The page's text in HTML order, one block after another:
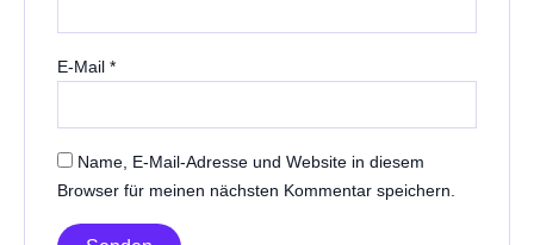
E-Mail *
Name, E-Mail-Adresse und Website in diesem
Browser für meinen nächsten Kommentar speichern.